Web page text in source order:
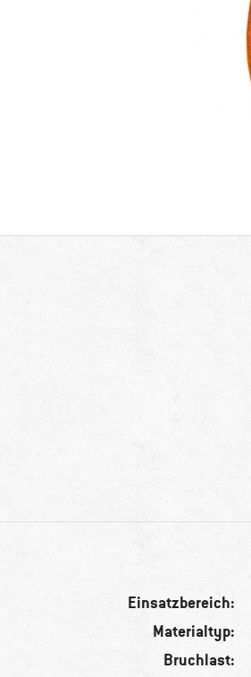
Einsatzbereich:
Materialtyp:
Bruchlast: